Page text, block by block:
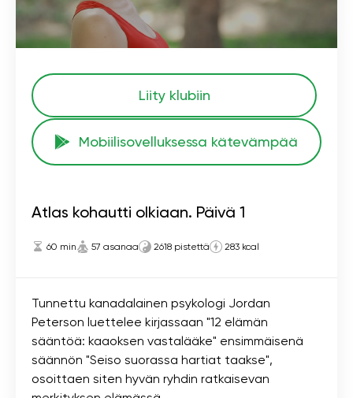
Liity klubiin
Mobiilisovelluksessa kätevämpää
Atlas kohautti olkiaan. Päivä 1
60 min 57 asanaa 2618 pistettä 283 kcal
Tunnettu kanadalainen psykologi Jordan
Peterson luettelee kirjassaan "12 elämän
sääntöä: kaaoksen vastalääke" ensimmäisenä
säännön "Seiso suorassa hartiat taakse",
osoittaen siten hyvän ryhdin ratkaisevan